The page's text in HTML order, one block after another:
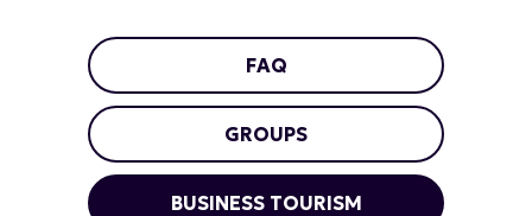
FAQ
GROUPS
BUSINESS TOURISM